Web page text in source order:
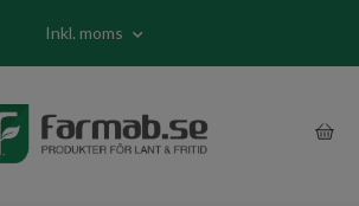
Inkl. moms